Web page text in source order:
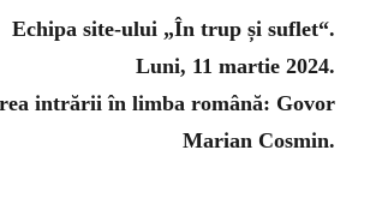
Echipa site-ului „În trup și suflet“.
Luni, 11 martie 2024.
intrării în limba română: Govor
Marian Cosmin.